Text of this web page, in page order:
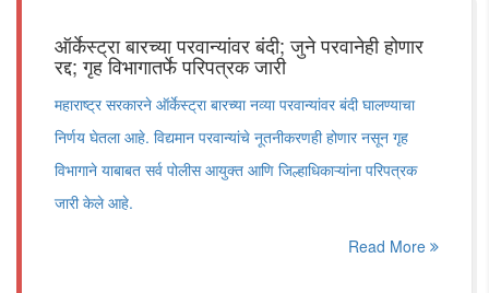
ऑर्केस्ट्रा बारच्या परवान्यांवर बंदी; जुने परवानेही होणार
रद्द; गृह विभागातर्फे परिपत्रक जारी
महाराष्ट्र सरकारने ऑर्केस्ट्रा बारच्या नव्या परवान्यांवर बंदी घालण्याचा
निर्णय घेतला आहे. विद्यमान परवान्यांचे नूतनीकरणही होणार नसून गृह
विभागाने याबाबत सर्व पोलीस आयुक्त आणि जिल्हाधिकाऱ्यांना परिपत्रक
जारी केले आहे.
Read More